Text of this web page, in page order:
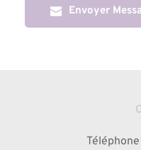
Envoyer
Téléphone